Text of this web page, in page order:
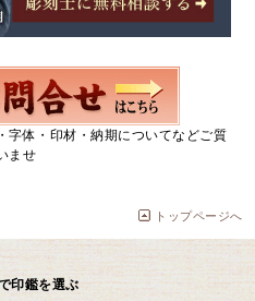
字体・印材・納期についてなどご質
ませ
トップページへ
印鑑を選ぶ